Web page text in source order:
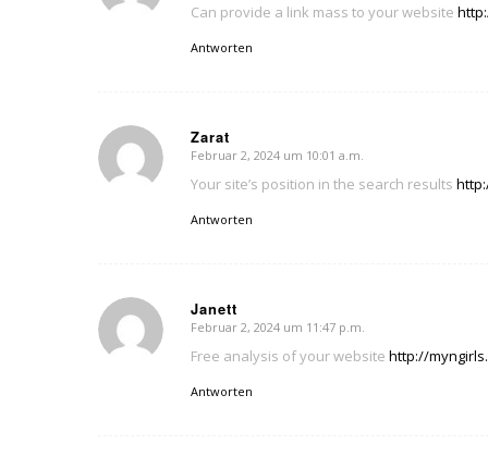
Can provide a link mass to your website
Antworten
Zarat
sagte:
Februar 2, 2024 um 10:01 a.m.
Your site’s position in the search results
Antworten
Janett
sagte:
Februar 2, 2024 um 11:47 p.m.
Free analysis of your website http://
Antworten